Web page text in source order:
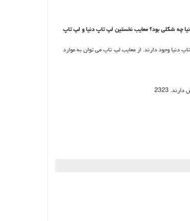
چه شكلی بود؟معایب نخستین لپ تاپ دنیا و لپ تاپ
دنیا وجود دارند. از معایب لپ تاپ می توان به موارد
2323